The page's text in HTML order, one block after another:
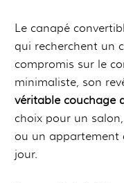
Le canapé
qui recherchent un
compromis sur le
minimaliste, son
véritable couchage
choix pour un
ou un appartement
jour.